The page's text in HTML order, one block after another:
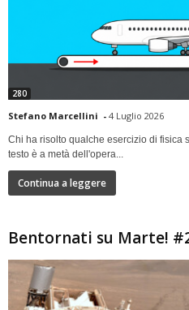
280
Stefano Marcellini - 4 Luglio 2026
Chi ha risolto qualche esercizio di fisica
testo è a metà dell'opera...
Continua a leggere
Bentornati su Marte!